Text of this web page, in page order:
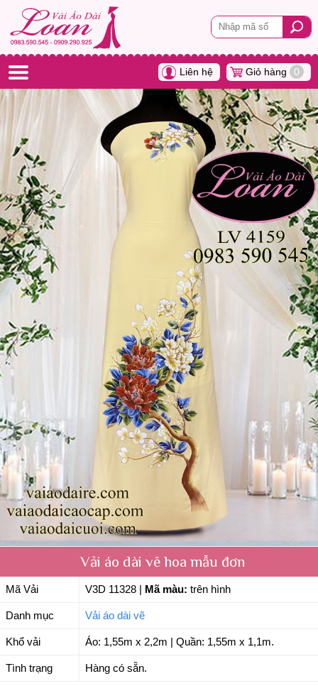
Liên hệ Giỏ hàng 0
Vải áo dài vẽ hoa mẫu đơn
Mã Vải V3D 11328 Mã màu: trên hình
Danh mục Vải áo dài vẽ
Khổ vải Áo: 1,55m x 2,2m | Quần: 1,55m x 1,1m.
Tình trạng Hàng có sẵn.